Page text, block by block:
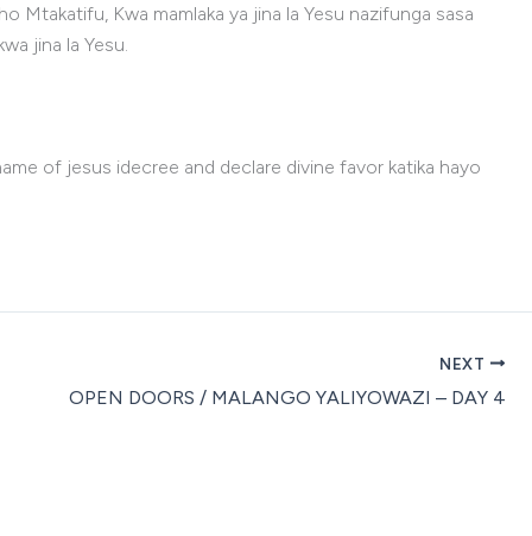
Mtakatifu, Kwa mamlaka ya jina la Yesu nazifunga sasa
jina la Yesu.
of jesus idecree and declare divine favor katika hayo
NEXT
OPEN DOORS / MALANGO YALIYOWAZI – DAY 4